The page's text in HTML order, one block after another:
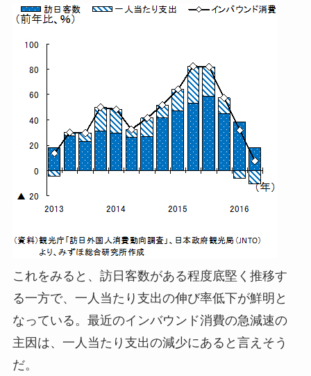
これをみると、訪日客数がある程度底堅く推移す
る一方で、一人当たり支出の伸び率低下が鮮明と
なっている。最近のインバウンド消費の急減速の
主因は、一人当たり支出の減少にあると言えそう
だ。